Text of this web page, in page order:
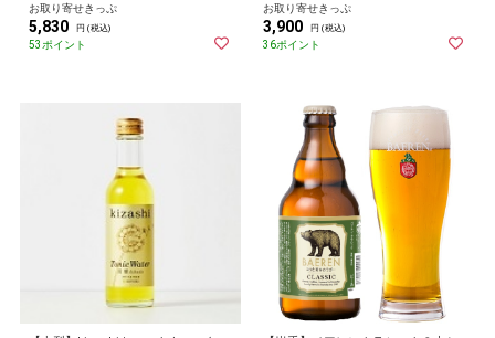
お取り寄せきっぷ
5,830 円 (税込)
53ポイント
ン】
お取り寄せきっぷ
3,900 円 (税込)
36ポイント